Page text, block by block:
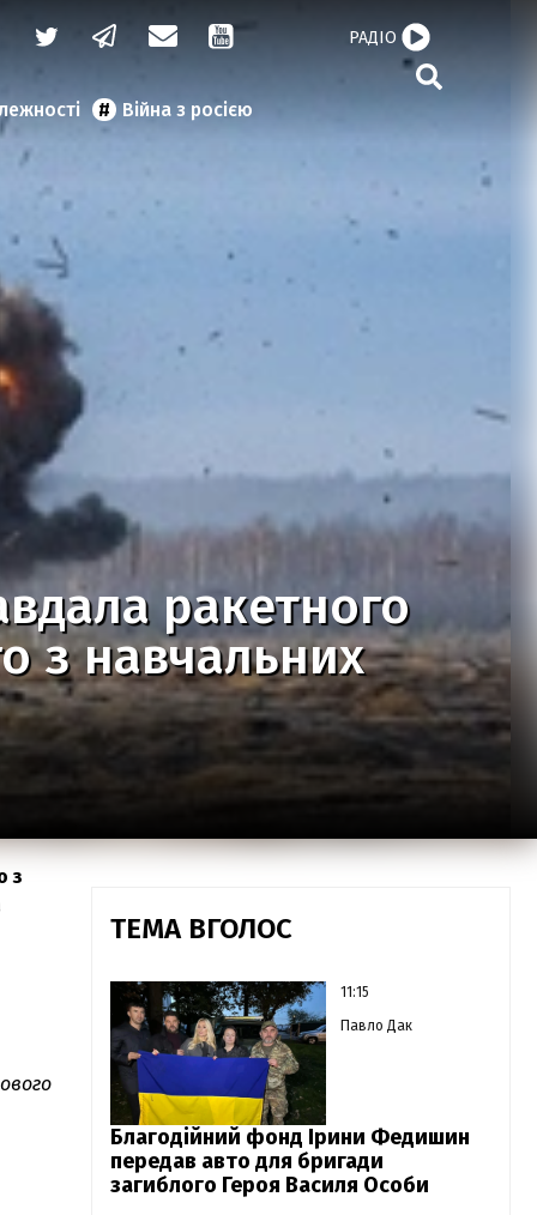
Війна з росією
РАДІО
ракетного
з навчальних
з
ТЕМА ВГОЛОС
11:15
Павло Дак
Благодійний фонд Ірини Федишин
передав авто для бригади
загиблого Героя Василя Особи